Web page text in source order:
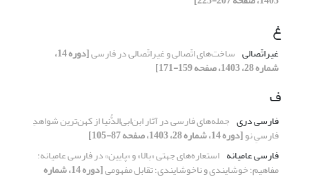
غ
غیراتّصالی ساخت‌های اتّصالی و غیراتّصالی در فارسی [دوره 14،
شماره 28، 1403، صفحه 159-171]
ف
فارسی دری جمله‌های فارسی در آثار ابن‌ابی‌الدُّنیا از کهن‌ترین شواهدِ
فارسیِ نو[دوره 14، شماره 28، 1403، صفحه 87-105]
فارسی عامیانه استعاره‌های جهتی «بالا» و «پایین» در فارسی عامیانه:
مفاهیم؛ خوشایندی و ناخوشایندی؛ تقابل مفهومی [دوره 14، شماره